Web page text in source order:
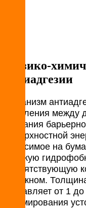
Физико-
антиадгезии
Механизм
сцепления между
создания
поверхностной
наносимое на
гладкую
препятствующую
волокном.
составляет от 1
формирования